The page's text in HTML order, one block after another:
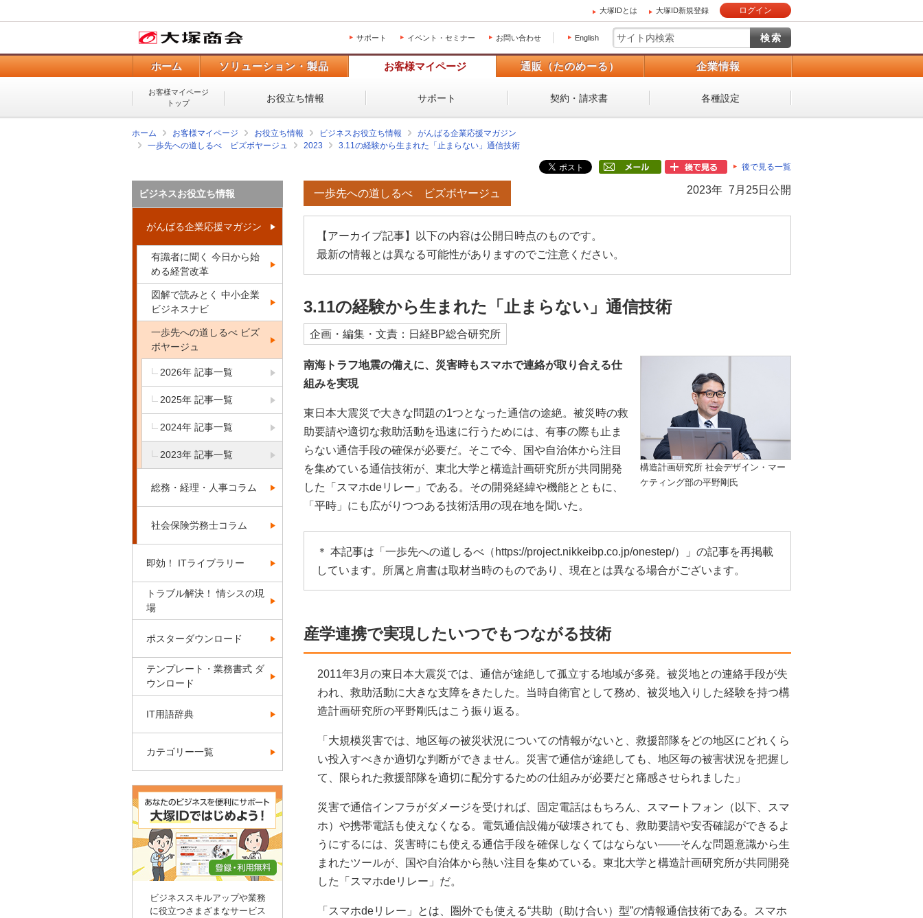
大塚IDとは 大塚ID新規登録 ログイン
サポート イベント・セミナー お問い合わせ English
ホーム ソリューション・製品 お客様マイページ 通販（たのめーる） 企業情報
お客様マイページ
トップ
お役立ち情報 サポート 契約・請求書 各種設定
ホーム お客様マイページ お役立ち情報 ビジネスお役立ち情報
がんばる企業応援マガジン
一歩先への道しるべ ビズボヤージュ
2023 3.11の経験から生まれた「止まらない」通信技術
後で見る一覧
2023年 7月25日公開
一歩先への道しるべ ビズボヤージュ
【アーカイブ記事】以下の内容は公開日時点のものです。
最新の情報とは異なる可能性がありますのでご注意ください。
3.11の経験から生まれた「止まらない」通信技術
企画・編集・文責：日経BP総合研究所
南海トラフ地震の備えに、災害時もスマホで連絡が取り合える仕
組みを実現
東日本大震災で大きな問題の1つとなった通信の途絶。被災時の救
助要請や適切な救助活動を迅速に行うためには、有事の際も止ま
らない通信手段の確保が必要だ。そこで今、国や自治体から注目
を集めている通信技術が、東北大学と構造計画研究所が共同開発
した「スマホdeリレー」である。その開発経緯や機能とともに、
「平時」にも広がりつつある技術活用の現在地を聞いた。
構造計画研究所 社会デザイン・マー
ケティング部の平野剛氏
＊ 本記事は「一歩先への道しるべ（ https://project.nikkeibp.co.jp/onestep/）」の記事を再掲載
しています。所属と肩書は取材当時のものであり、現在とは異なる場合がございます。
産学連携で実現したいつでもつながる技術
2011年3月の東日本大震災では、通信が途絶して孤立する地域が多発。被災地との連絡手段が失
われ、救助活動に大きな支障をきたした。当時自衛官として務め、被災地入りした経験を持つ構
造計画研究所の平野剛氏はこう振り返る。
「大規模災害では、地区毎の被災状況についての情報がないと、救援部隊をどの地区にどれくら
い投入すべきか適切な判断ができません。災害で通信が途絶しても、地区毎の被害状況を把握し
て、限られた救援部隊を適切に配分するための仕組みが必要だと痛感させられました」
災害で通信インフラがダメージを受ければ、固定電話はもちろん、スマートフォン（以下、スマ
ホ）や携帯電話も使えなくなる。電気通信設備が破壊されても、救助要請や安否確認ができるよ
うにするには、災害時にも使える通信手段を確保しなくてはならない――そんな問題意識から生
まれたツールが、国や自治体から熱い注目を集めている。東北大学と構造計画研究所が共同開発
した「スマホdeリレー」だ。
「スマホdeリレー」とは、圏外でも使える“共助（助け合い）型”の情報通信技術である。スマホ
ビジネスお役立ち情報
がんばる企業応援マガジン
有識者に聞く 今日から始
める経営改革
図解で読みとく 中小企業
ビジネスナビ
一歩先への道しるべ ビズ
ボヤージュ
2026年 記事一覧
2025年 記事一覧
2024年 記事一覧
2023年 記事一覧
総務・経理・人事コラム
社会保険労務士コラム
即効！ ITライブラリー
トラブル解決！ 情シスの現
場
ポスターダウンロード
テンプレート・業務書式 ダ
ウンロード
IT用語辞典
カテゴリー一覧
ビジネススキルアップや業務
に役立つさまざまなサービス